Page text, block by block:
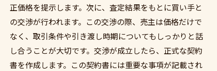
正価格を提示します。次に、査定結果をもとに買い手と
の交渉が行われます。この交渉の際、売主は価格だけで
なく、取引条件や引き渡し時期についてもしっかりと話
し合うことが大切です。交渉が成立したら、正式な契約
書を作成します。この契約書には重要な事項が記載され